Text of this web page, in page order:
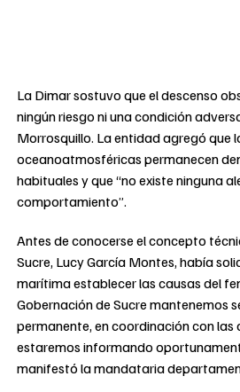
La Dimar sostuvo que el descenso
ningún riesgo ni una condición
Morrosquillo. La entidad agregó que
oceanoatmosféricas permanecen
habituales y que “no existe ninguna
comportamiento”.
Antes de conocerse el concepto
Sucre, Lucy García Montes, había
marítima establecer las causas del
Gobernación de Sucre mantenemos
permanente, en coordinación con las
estaremos informando
manifestó la mandataria